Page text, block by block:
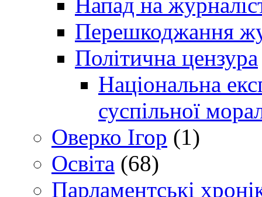
Перешкоджання
Політична цензура
Національна
суспільної
Оверко Ігор (1)
Освіта (68)
Парламентські